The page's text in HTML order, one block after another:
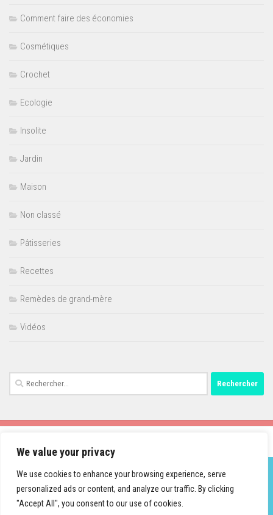
We value your privacy
We use cookies to enhance your browsing experience, serve
personalized ads or content, and analyze our traffic. By clicking
"Accept All", you consent to our use of cookies.
Comment faire des économies
Cosmétiques
Crochet
Ecologie
Insolite
Jardin
Maison
Non classé
Pâtisseries
Recettes
Remèdes de grand-mère
Vidéos
Rechercher :
Fièrement propulsé par - Conçu par